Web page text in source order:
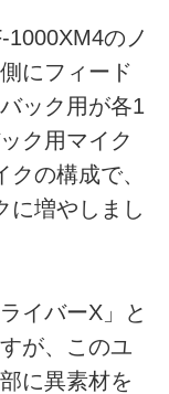
のノ
にフィード
ック用が各1
ク用マイク
の構成で、
に増やしまし
イバーX」と
が、このユ
に異素材を